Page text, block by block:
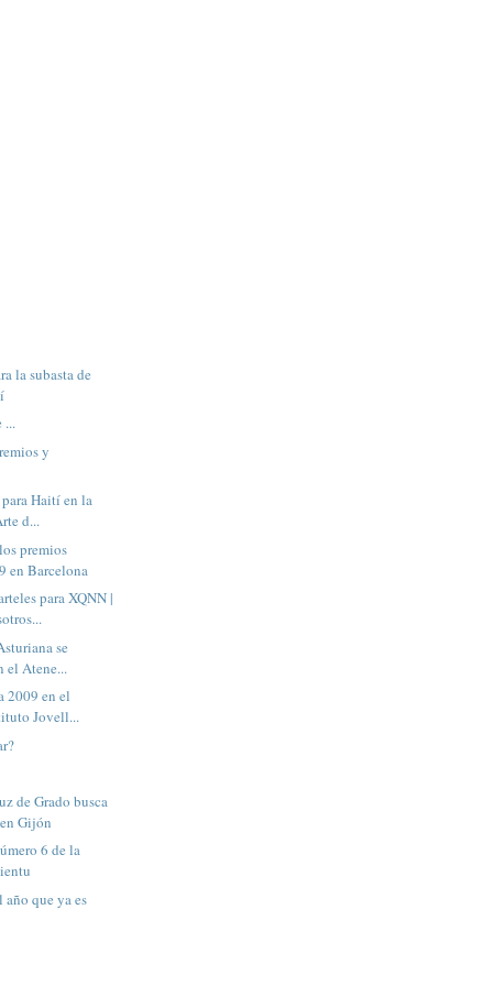
la subasta de
...
y
para Haití en la
d...
premios
en Barcelona
para XQNN |
se
el Atene...
2009 en el
Jovell...
de Grado busca
Gijón
6 de la
año que ya es